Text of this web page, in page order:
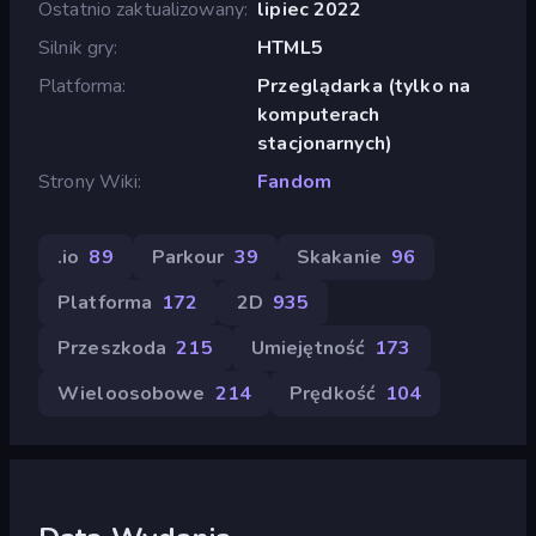
Ostatnio zaktualizowany lipiec 2022
Silnik gry
HTML5
Platforma
Przeglądarka (tylko na
komputerach
stacjonarnych)
Strony Wiki
Fandom
.io 89 Parkour 39 Skakanie 96
Platforma 172 2D 935
Przeszkoda 215 Umiejętność 173
Wieloosobowe 214 Prędkość 104